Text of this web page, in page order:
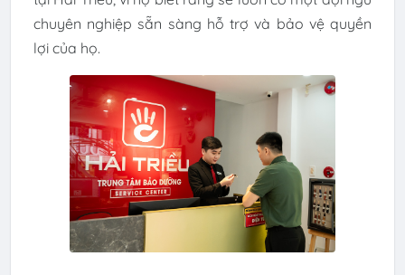
chuyên nghiệp sẵn sàng hỗ trợ và bảo vệ quyền
lợi của họ.